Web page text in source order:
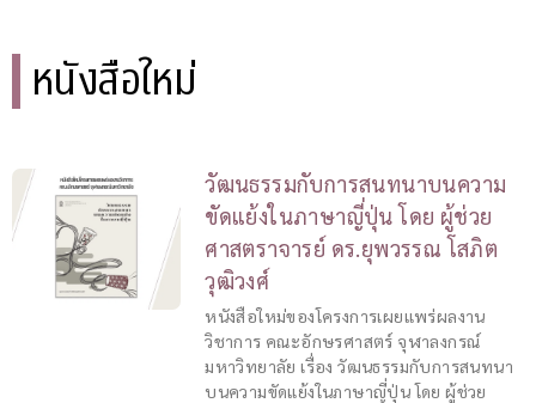
หนังสือใหม่
วัฒนธรรมกับการสนทนาบนความ
ขัดแย้งในภาษาญี่ปุ่น โดย ผู้ช่วย
ศาสตราจารย์ ดร.ยุพวรรณ โสภิต
วุฒิวงศ์
หนังสือใหม่ของโครงการเผยแพร่ผลงาน
วิชาการ คณะอักษรศาสตร์ จุฬาลงกรณ์
มหาวิทยาลัย เรื่อง วัฒนธรรมกับการสนทนา
บนความขัดแย้งในภาษาญี่ปุ่น โดย ผู้ช่วย